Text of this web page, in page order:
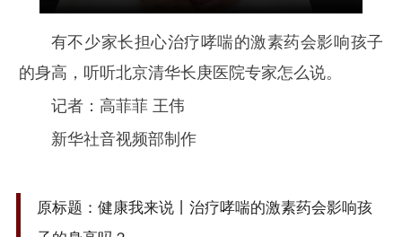
有不少家长担心治疗哮喘的激素药会影响孩子
的身高，听听北京清华长庚医院专家怎么说。
记者：高菲菲 王伟
新华社音视频部制作
原标题：健康我来说丨治疗哮喘的激素药会影响孩